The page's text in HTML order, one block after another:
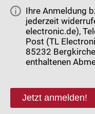
Ihre Anmeldung
jederzeit
electronic.de),
Post (TL
85232
enthaltenen
Jetzt anmelden!